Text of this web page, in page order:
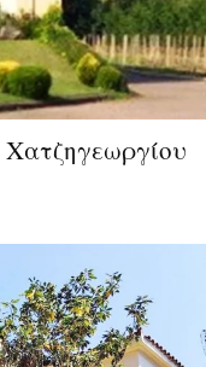
Χατζηγεωργίου